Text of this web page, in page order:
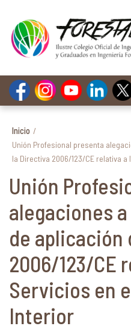
Inicio /
Unión Profesional presenta
la Directiva 2006/123/CE relativa
Unión
alegaciones
de aplicación
2006/123/CE
Servicios en
Interior